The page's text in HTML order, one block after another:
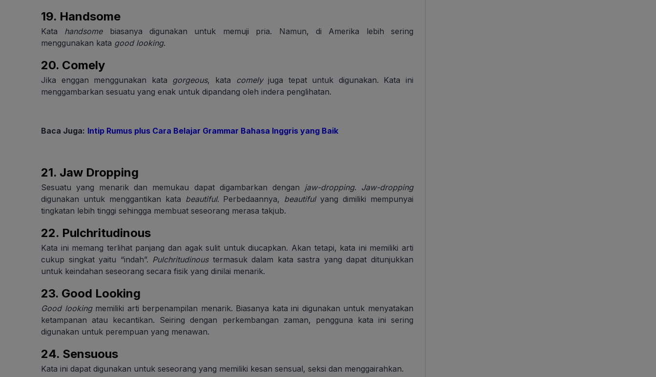
19. Handsome
Kata handsomebiasanya digunakan untuk memuji pria. Namun, di Amerika lebih sering
menggunakan kata good looking.
20. Comely
Jika enggan menggunakan kata gorgeous, kata comelyjuga tepat untuk digunakan. Kata ini
menggambarkan sesuatu yang enak untuk dipandang oleh indera penglihatan.
Baca Juga: Intip Rumus plus Cara Belajar Grammar Bahasa Inggris yang Baik
21. Jaw Dropping
Sesuatu yang menarik dan memukau dapat digambarkan dengan jaw-dropping. Jaw-dropping
digunakan untuk menggantikan kata beautiful. Perbedaannya, beautifulyang dimiliki mempunyai
tingkatan lebih tinggi sehingga membuat seseorang merasa takjub.
22. Pulchritudinous
Kata ini memang terlihat panjang dan agak sulit untuk diucapkan. Akan tetapi, kata ini memiliki arti
cukup singkat yaitu “indah”. Pulchritudinoustermasuk dalam kata sastra yang dapat ditunjukkan
untuk keindahan seseorang secara fisik yang dinilai menarik.
23. Good Looking
Good lookingmemiliki arti berpenampilan menarik. Biasanya kata ini digunakan untuk menyatakan
ketampanan atau kecantikan. Seiring dengan perkembangan zaman, pengguna kata ini sering
digunakan untuk perempuan yang menawan.
24. Sensuous
Kata ini dapat digunakan untuk seseorang yang memiliki kesan sensual, seksi dan menggairahkan.